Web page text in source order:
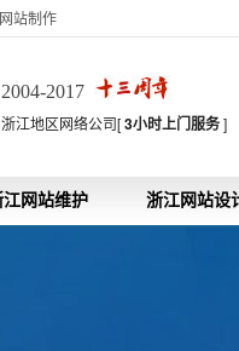
站制作
2004-2017
浙江地区网络公司[3小时上门服务]
江网站维护 浙江网站设